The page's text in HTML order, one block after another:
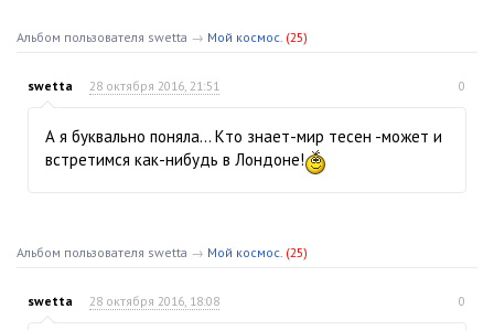
Альбом пользователя swetta → Мой космос. (25)
swetta 28 октября 2016, 21:51 0
А я буквально поняла… Кто знает-мир тесен -может и
встретимся как-нибудь в Лондоне!
Альбом пользователя swetta → Мой космос. (25)
swetta 28 октября 2016, 18:08 0